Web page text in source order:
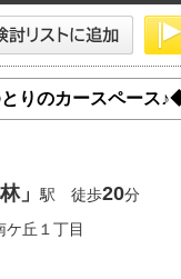
りのカースペース
林」駅 徒歩20分
ケ丘１丁目